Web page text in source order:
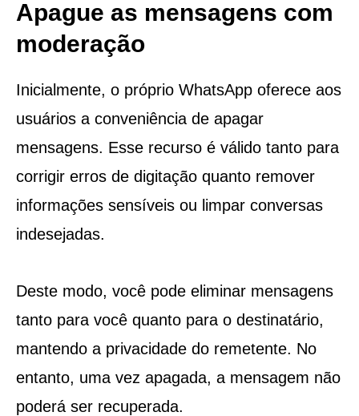
Apague as mensagens com
moderação
Inicialmente, o próprio WhatsApp oferece aos
usuários a conveniência de apagar
mensagens. Esse recurso é válido tanto para
corrigir erros de digitação quanto remover
informações sensíveis ou limpar conversas
indesejadas.
Deste modo, você pode eliminar mensagens
tanto para você quanto para o destinatário,
mantendo a privacidade do remetente. No
entanto, uma vez apagada, a mensagem não
poderá ser recuperada.